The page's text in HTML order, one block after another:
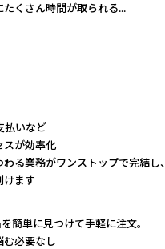
くさん時間が取られる...
払いなど
スが効率化
る業務がワンストップで完結し、
けます
簡単に見つけて手軽に注文。
む必要なし